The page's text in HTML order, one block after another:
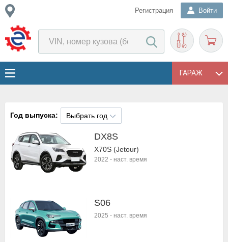
Регистрация Войти
ГАРАЖ
Год выпуска: Выбрать год
DX8S
X70S (Jetour)
2022 - наст. время
S06
2025 - наст. время